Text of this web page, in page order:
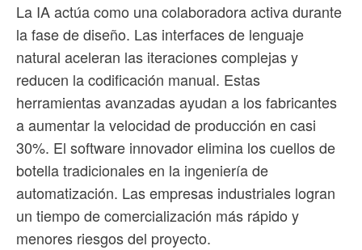
La IA actúa como una colaboradora activa durante
la fase de diseño. Las interfaces de lenguaje
natural aceleran las iteraciones complejas y
reducen la codificación manual. Estas
herramientas avanzadas ayudan a los fabricantes
a aumentar la velocidad de producción en casi
30%. El software innovador elimina los cuellos de
botella tradicionales en la ingeniería de
automatización. Las empresas industriales logran
un tiempo de comercialización más rápido y
menores riesgos del proyecto.